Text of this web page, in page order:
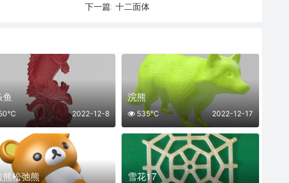
下一篇: 十二面体
鱼
2022-12-8
浣熊
2022-12-17
535℃
熊松弛熊 雪花17